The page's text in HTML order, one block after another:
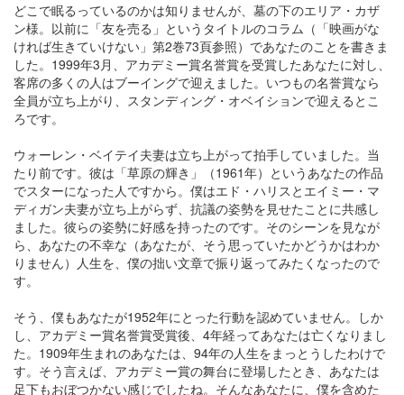
どこで眠るっているのかは知りませんが、墓の下のエリア・カザ
ン様。以前に「友を売る」というタイトルのコラム（「映画がな
ければ生きていけない」第2巻73頁参照）であなたのことを書きま
した。1999年3月、アカデミー賞名誉賞を受賞したあなたに対し、
客席の多くの人はブーイングで迎えました。いつもの名誉賞なら
全員が立ち上がり、スタンディング・オベイションで迎えるとこ
ろです。
ウォーレン・ベイテイ夫妻は立ち上がって拍手していました。当
たり前です。彼は「草原の輝き」（1961年）というあなたの作品
でスターになった人ですから。僕はエド・ハリスとエイミー・マ
ディガン夫妻が立ち上がらず、抗議の姿勢を見せたことに共感し
ました。彼らの姿勢に好感を持ったのです。そのシーンを見なが
ら、あなたの不幸な（あなたが、そう思っていたかどうかはわか
りません）人生を、僕の拙い文章で振り返ってみたくなったので
す。
そう、僕もあなたが1952年にとった行動を認めていません。しか
し、アカデミー賞名誉賞受賞後、4年経ってあなたは亡くなりまし
た。1909年生まれのあなたは、94年の人生をまっとうしたわけで
す。そう言えば、アカデミー賞の舞台に登場したとき、あなたは
足下もおぼつかない感じでしたね。そんなあなたに、僕を含めた